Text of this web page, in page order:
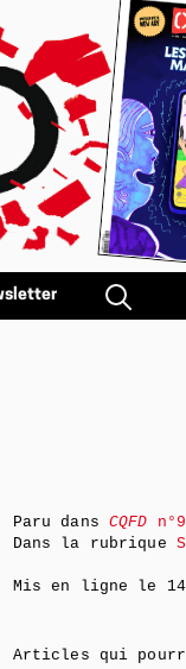
Paru dans CQFD
Dans la rubrique
Mis en ligne le
Articles qui